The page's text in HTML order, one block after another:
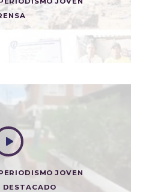
LA FUNDICIÓN DE PLOMO
JOVEN
DESTACADO